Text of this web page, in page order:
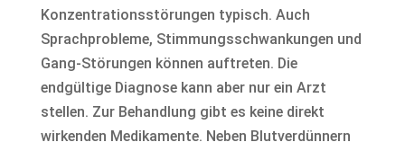
Konzentrationsstörungen typisch. Auch
Sprachprobleme, Stimmungsschwankungen und
Gang-Störungen können auftreten. Die
endgültige Diagnose kann aber nur ein Arzt
stellen. Zur Behandlung gibt es keine direkt
wirkenden Medikamente. Neben Blutverdünnern